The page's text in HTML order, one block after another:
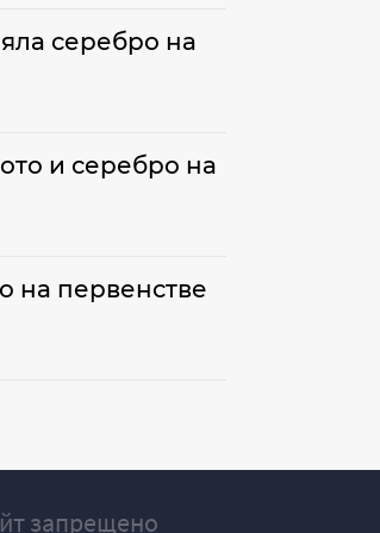
серебро на
и серебро на
на первенстве
запрещено